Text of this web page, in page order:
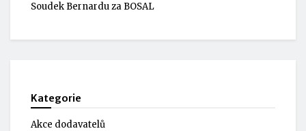
Soudek Bernardu za BOSAL
Kategorie
Akce dodavatelů